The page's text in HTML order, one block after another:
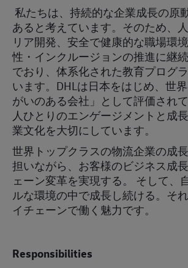
私たちは、持続的な企業成長の原
あると考えています。そのため、
リア開発、安全で健康的な職場環
性・インクルージョンの推進に継
でおり、体系化された教育プログ
います。DHLは日本をはじめ、世
がいのある会社」として評価され
人ひとりのエンゲージメントと成
業文化を大切にしています。
世界トップクラスの物流企業の成
担いながら、お客様のビジネス成
ェーン変革を実現する。 そして、
ルな環境の中で成長し続ける。そ
イチェーンで働く魅力です。
Responsibilities